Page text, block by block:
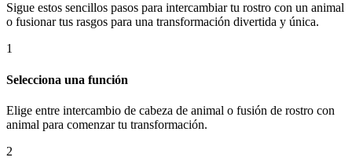
Sigue estos sencillos pasos para intercambiar tu rostro con un animal
o fusionar tus rasgos para una transformación divertida y única.
1
Selecciona una función
Elige entre intercambio de cabeza de animal o fusión de rostro con
animal para comenzar tu transformación.
2